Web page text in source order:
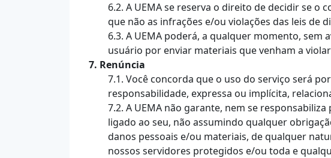
6.2. A UEMA se reserva o direito de decidir se
que não as infrações e/ou violações das leis de
6.3. A UEMA poderá, a qualquer momento,
usuário por enviar materiais que venham a
7. Renúncia
7.1. Você concorda que o uso do serviço será
responsabilidade, expressa ou implícita,
7.2. A UEMA não garante, nem se
ligado ao seu, não assumindo qualquer
danos pessoais e/ou materiais, de qualquer
nossos servidores protegidos e/ou toda e